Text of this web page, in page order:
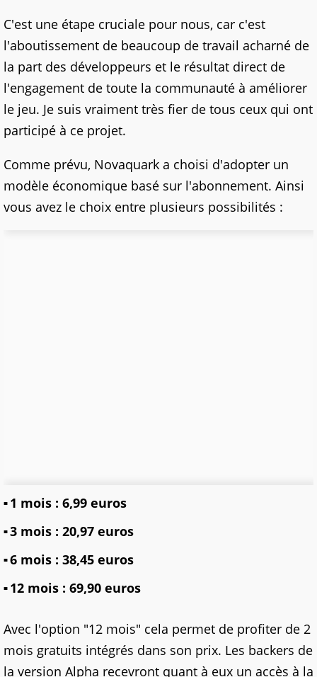
C'est une étape cruciale pour nous, car c'est
l'aboutissement de beaucoup de travail acharné de
la part des développeurs et le résultat direct de
l'engagement de toute la communauté à améliorer
le jeu. Je suis vraiment très fier de tous ceux qui ont
participé à ce projet.
Comme prévu, Novaquark a choisi d'adopter un
modèle économique basé sur l'abonnement. Ainsi
vous avez le choix entre plusieurs possibilités :
1 mois : 6,99 euros
3 mois : 20,97 euros
6 mois : 38,45 euros
12 mois : 69,90 euros
Avec l'option "12 mois" cela permet de profiter de 2
mois gratuits intégrés dans son prix. Les backers de
la version Alpha recevront quant à eux un accès à la